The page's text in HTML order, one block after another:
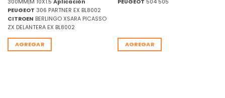
300MM|M 10X1.5 Aplicación
PEUGEOT 306 PARTNER EX BL8002
CITROEN BERLINGO XSARA PICASSO
ZX DELANTERA EX BL8002
AGREGAR
PEUGEOT 504 505
AGREGAR